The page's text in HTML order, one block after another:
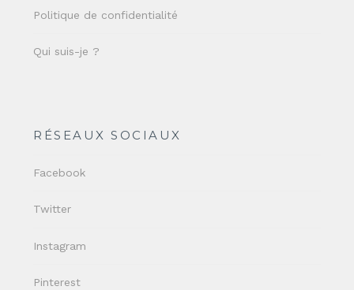
Politique de confidentialité
Qui suis-je ?
RÉSEAUX SOCIAUX
Facebook
Twitter
Instagram
Pinterest